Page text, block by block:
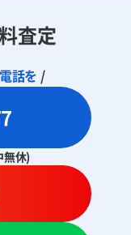
査定
話を /
無休)